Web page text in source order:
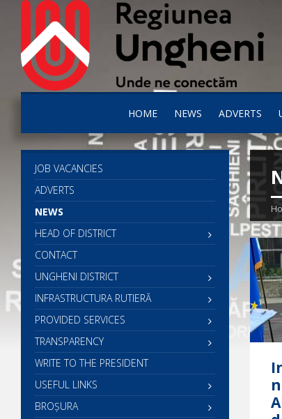
HOME NEWS ADVERTS
JOB VACANCIES
ADVERTS
NEWS
HEAD OF DISTRICT
CONTACT
UNGHENI DISTRICT
INFRASTRUCTURA RUTIERĂ
PROVIDED SERVICES
TRANSPARENCY
WRITE TO THE PRESIDENT
USEFUL LINKS
BROȘURA